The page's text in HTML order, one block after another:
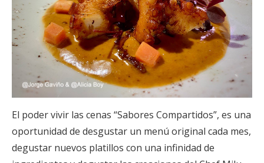
El poder vivir las cenas “Sabores Compartidos”, es una
oportunidad de desgustar un menú original cada mes,
degustar nuevos platillos con una infinidad de